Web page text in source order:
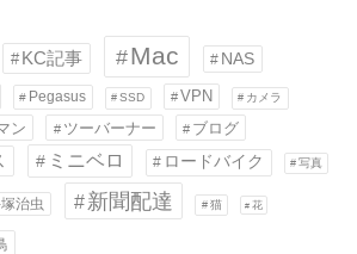
KC記事 Mac NAS
Pegasus SSD VPN カメラ
ン ツーバーナー ブログ
ミニベロ ロードバイク 写真
治虫 新聞配達 猫 花